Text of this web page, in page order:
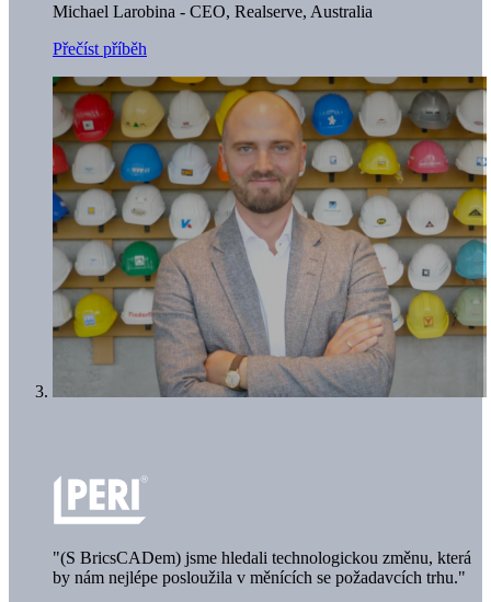
Michael Larobina - CEO, Realserve, Australia
Přečíst příběh
"(S BricsCADem) jsme hledali technologickou změnu, která
by nám nejlépe posloužila v měnících se požadavcích trhu."